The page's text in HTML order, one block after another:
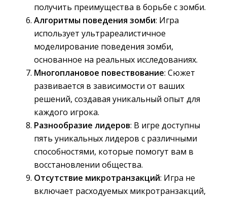
получить преимущества в борьбе с зомби.
Алгоритмы поведения зомби: Игра
использует ультрареалистичное
моделирование поведения зомби,
основанное на реальных исследованиях.
Многоплановое повествование: Сюжет
развивается в зависимости от ваших
решений, создавая уникальный опыт для
каждого игрока.
Разнообразие лидеров: В игре доступны
пять уникальных лидеров с различными
способностями, которые помогут вам в
восстановлении общества.
Отсутствие микротранзакций: Игра не
включает расходуемых микротранзакций,